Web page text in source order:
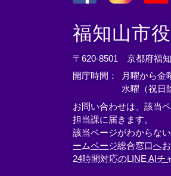
外
部
リ
ン
ク
外
部
リ
ン
ク
外
部
リ
ン
ク
＞
福知山市
〒620-8501 京都府福
開庁時間： 月曜から金
水曜（祝日
お問い合わせは、該当
担当課に届きます。
該当ページがわからな
ームページ総合窓口へ
24時間対応のLINE AIチ